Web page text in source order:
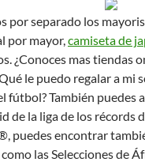
por separado los
por mayor,camiseta de
¿Conoces mas tiendas
le puedo regalar a mi
fútbol? También puedes
de la liga de los récords
puedes encontrar
las Selecciones de